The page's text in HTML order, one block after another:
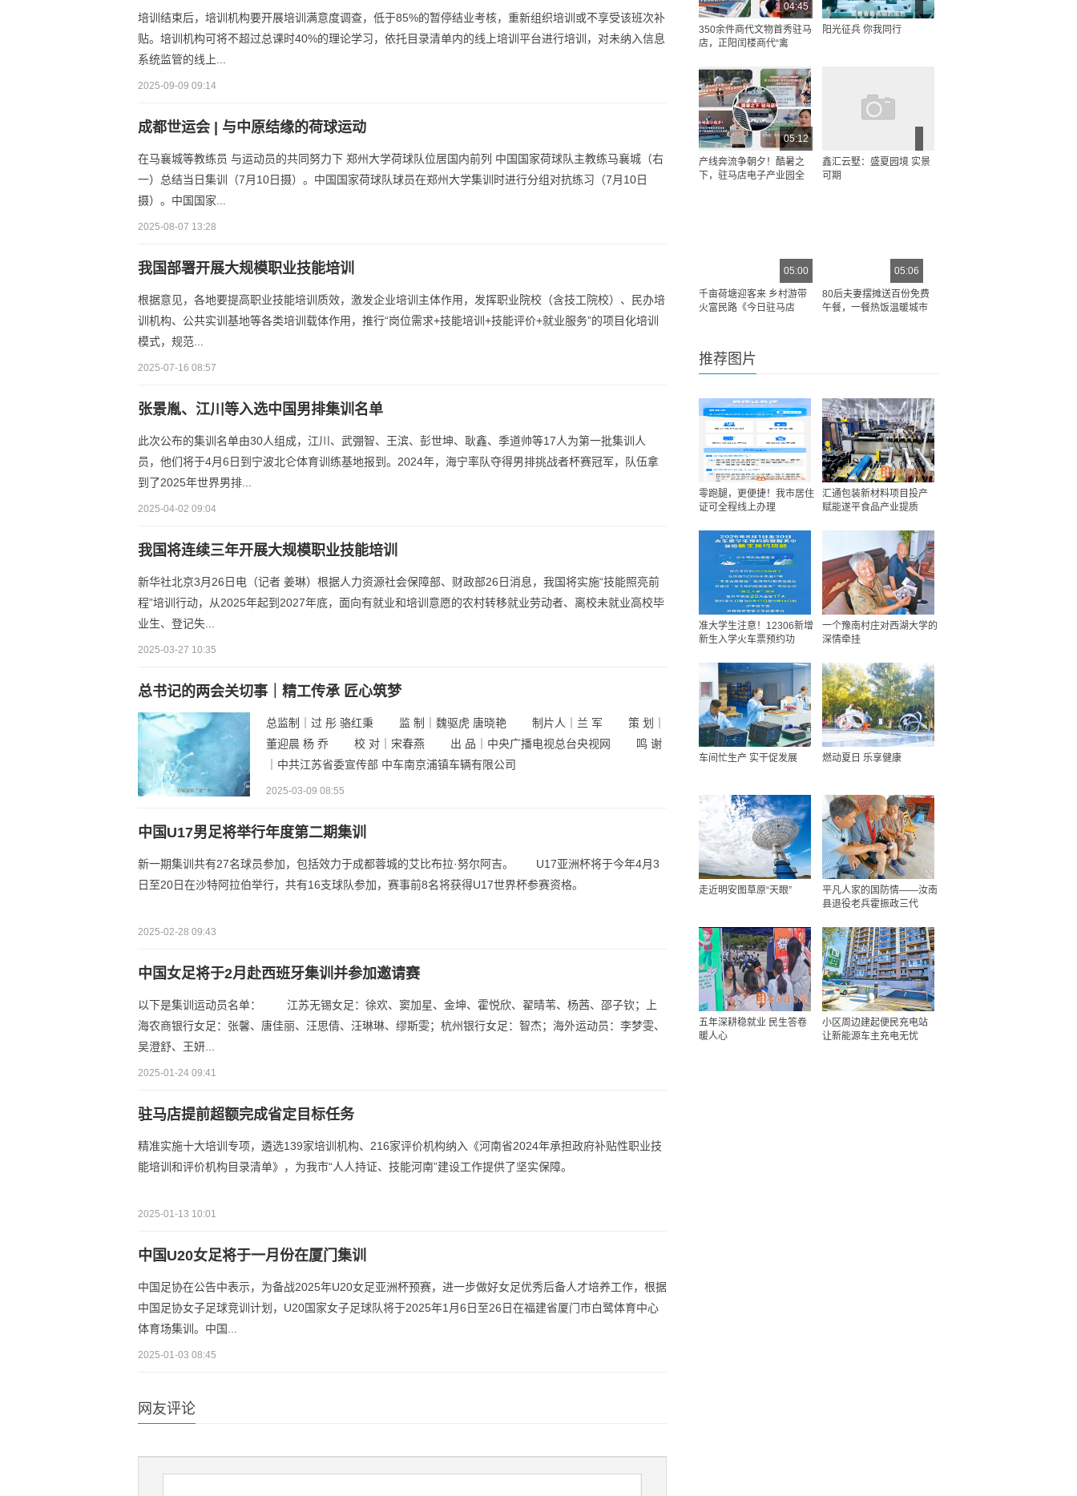
培训结束后，培训机构要开展培训满意度调查，低于85%的暂停结业考核，重新组织培训或不享受该班次补
贴。培训机构可将不超过总课时40%的理论学习，依托目录清单内的线上培训平台进行培训，对未纳入信息
系统监管的线上...
2025-09-09 09:14
成都世运会 | 与中原结缘的荷球运动
在马襄城等教练员 与运动员的共同努力下 郑州大学荷球队位居国内前列 中国国家荷球队主教练马襄城（右
一）总结当日集训（7月10日摄）。中国国家荷球队球员在郑州大学集训时进行分组对抗练习（7月10日
摄）。中国国家...
2025-08-07 13:28
我国部署开展大规模职业技能培训
根据意见，各地要提高职业技能培训质效，激发企业培训主体作用，发挥职业院校（含技工院校）、民办培
训机构、公共实训基地等各类培训载体作用，推行“岗位需求+技能培训+技能评价+就业服务”的项目化培训
模式，规范...
2025-07-16 08:57
张景胤、江川等入选中国男排集训名单
此次公布的集训名单由30人组成，江川、武弸智、王滨、彭世坤、耿鑫、季道帅等17人为第一批集训人
员，他们将于4月6日到宁波北仑体育训练基地报到。2024年，海宁率队夺得男排挑战者杯赛冠军，队伍拿
到了2025年世界男排...
2025-04-02 09:04
我国将连续三年开展大规模职业技能培训
新华社北京3月26日电（记者 姜琳）根据人力资源社会保障部、财政部26日消息，我国将实施“技能照亮前
程”培训行动，从2025年起到2027年底，面向有就业和培训意愿的农村转移就业劳动者、离校未就业高校毕
业生、登记失...
2025-03-27 10:35
总书记的两会关切事｜精工传承 匠心筑梦
总监制｜过 彤 骆红秉 监 制｜魏驱虎 唐晓艳 制片人｜兰 军 策 划｜
董迎晨 杨 乔 校 对｜宋春燕 出 品｜中央广播电视总台央视网 鸣 谢
｜中共江苏省委宣传部 中车南京浦镇车辆有限公司
2025-03-09 08:55
中国U17男足将举行年度第二期集训
新一期集训共有27名球员参加，包括效力于成都蓉城的艾比布拉·努尔阿吉。 U17亚洲杯将于今年4月3
日至20日在沙特阿拉伯举行，共有16支球队参加，赛事前8名将获得U17世界杯参赛资格。
2025-02-28 09:43
中国女足将于2月赴西班牙集训并参加邀请赛
以下是集训运动员名单： 江苏无锡女足：徐欢、窦加星、金坤、霍悦欣、翟晴苇、杨茜、邵子钦；上
海农商银行女足：张馨、唐佳丽、汪思倩、汪琳琳、缪斯雯；杭州银行女足：智杰；海外运动员：李梦雯、
吴澄舒、王妍...
2025-01-24 09:41
驻马店提前超额完成省定目标任务
精准实施十大培训专项，遴选139家培训机构、216家评价机构纳入《河南省2024年承担政府补贴性职业技
能培训和评价机构目录清单》，为我市“人人持证、技能河南”建设工作提供了坚实保障。
2025-01-13 10:01
中国U20女足将于一月份在厦门集训
中国足协在公告中表示，为备战2025年U20女足亚洲杯预赛，进一步做好女足优秀后备人才培养工作，根据
中国足协女子足球竞训计划，U20国家女子足球队将于2025年1月6日至26日在福建省厦门市白鹭体育中心
体育场集训。中国...
2025-01-03 08:45
网友评论
04:45
350余件商代文物首秀驻马
店，正阳闰楼商代“禽
阳光征兵 你我同行
05:12
产线奔流争朝夕！酷暑之
下，驻马店电子产业园全
鑫汇云墅：盛夏园境 实景
可期
05:00
千亩荷塘迎客来 乡村游带
火富民路《今日驻马店
05:06
80后夫妻摆摊送百份免费
午餐，一餐热饭温暖城市
推荐图片
零跑腿，更便捷！我市居住
证可全程线上办理
汇通包装新材料项目投产
赋能遂平食品产业提质
准大学生注意！12306新增
新生入学火车票预约功
一个豫南村庄对西湖大学的
深情牵挂
车间忙生产 实干促发展 燃动夏日 乐享健康
走近明安图草原“天眼”
平凡人家的国防情——汝南
县退役老兵霍振政三代
五年深耕稳就业 民生答卷
暖人心
小区周边建起便民充电站
让新能源车主充电无忧